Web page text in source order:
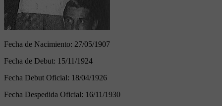
Fecha de Nacimiento: 27/05/1907
Fecha de Debut: 15/11/1924
Fecha Debut Oficial: 18/04/1926
Fecha Despedida Oficial: 16/11/1930